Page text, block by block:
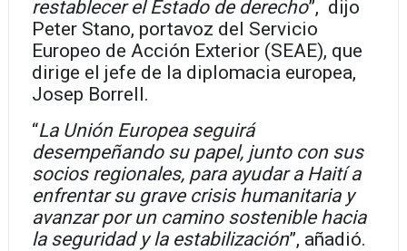
restablecer el Estado de derecho”, dijo
Peter Stano, portavoz del Servicio
Europeo de Acción Exterior (SEAE), que
dirige el jefe de la diplomacia europea,
Josep Borrell.
“La Unión Europea seguirá
desempeñando su papel, junto con sus
socios regionales, para ayudar a Haití a
enfrentar su grave crisis humanitaria y
avanzar por un camino sostenible hacia
la seguridad y la estabilización”, añadió.